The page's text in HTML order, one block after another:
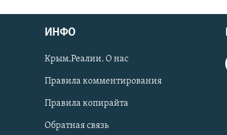
ИНФО
Крым.Реалии. О нас
Правила комментирования
Правила копирайта
Обратная связь